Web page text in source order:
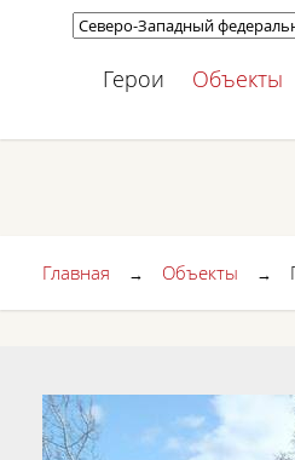
Герои Объекты
Главная → Объекты →